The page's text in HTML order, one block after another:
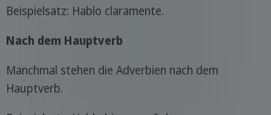
Beispielsatz: Hablo claramente.
Nach dem Hauptverb
Manchmal stehen die Adverbien nach dem
Hauptverb.